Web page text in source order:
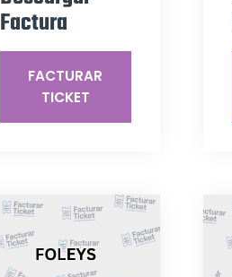
Factura
FACTURAR
TICKET